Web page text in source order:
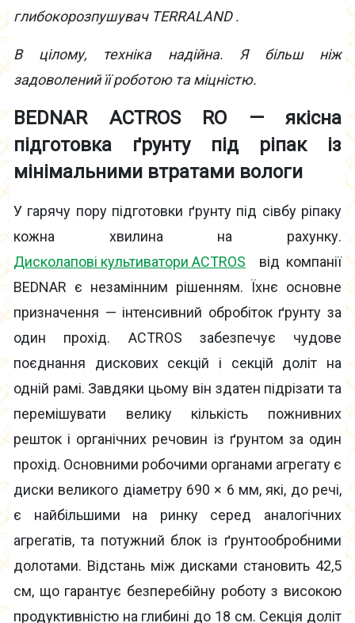
глибокорозпушувач TERRALAND .
В цілому, техніка надійна. Я більш ніж
задоволений її роботою та міцністю.
BEDNAR ACTROS RO — якісна
підготовка ґрунту під ріпак із
мінімальними втратами вологи
У гарячу пору підготовки ґрунту під сівбу ріпаку
кожна хвилина на рахунку.
Дисколапові культиватори ACTROS від компанії
BEDNAR є незамінним рішенням. Їхнє основне
призначення — інтенсивний обробіток ґрунту за
один прохід. ACTROS забезпечує чудове
поєднання дискових секцій і секцій доліт на
одній рамі. Завдяки цьому він здатен підрізати та
перемішувати велику кількість пожнивних
решток і органічних речовин із ґрунтом за один
прохід. Основними робочими органами агрегату є
диски великого діаметру 690 × 6 мм, які, до речі,
є найбільшими на ринку серед аналогічних
агрегатів, та потужний блок із ґрунтообробними
долотами. Відстань між дисками становить 42,5
см, що гарантує безперебійну роботу з високою
продуктивністю на глибині до 18 см. Секція доліт